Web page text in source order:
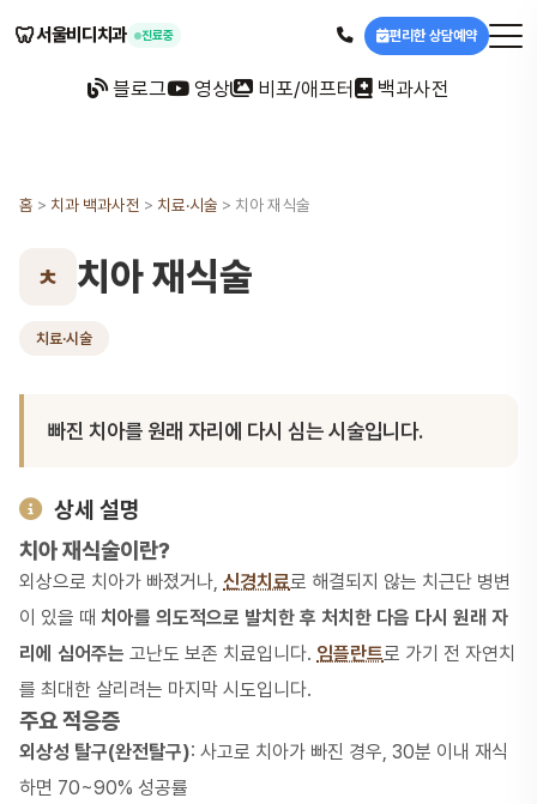
🦷서울비디치과 진료중 편리한 상담예약
블로그 영상 비포/애프터 백과사전
홈 > 치과 백과사전 > 치료·시술 > 치아 재식술
ㅊ 치아 재식술
치료·시술
빠진 치아를 원래 자리에 다시 심는 시술입니다.
상세 설명
치아 재식술이란?
외상으로 치아가 빠졌거나, 신경치료로 해결되지 않는 치근단 병변
이 있을 때 치아를 의도적으로 발치한 후 처치한 다음 다시 원래 자
리에 심어주는 고난도 보존 치료입니다. 임플란트로 가기 전 자연치
를 최대한 살리려는 마지막 시도입니다.
주요 적응증
외상성 탈구(완전탈구): 사고로 치아가 빠진 경우, 30분 이내 재식
하면 70~90% 성공률